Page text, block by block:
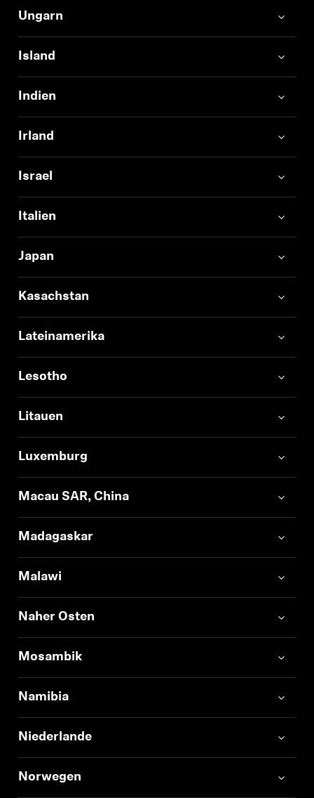
Ungarn
Island
Indien
Irland
Israel
Italien
Japan
Kasachstan
Lateinamerika
Lesotho
Litauen
Luxemburg
Macau SAR, China
Madagaskar
Malawi
Naher Osten
Mosambik
Namibia
Niederlande
Norwegen
Anmeldung erforderlich
Ihre zuvor gespeicherten Artikel anzuzeigen.